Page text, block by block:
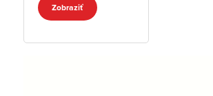
Zobraziť